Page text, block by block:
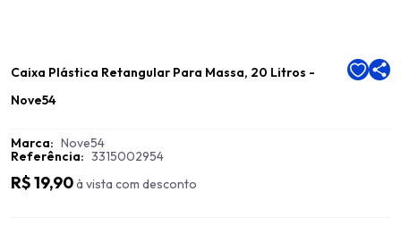
Caixa Plástica Retangular Para Massa, 20 Litros -
Nove54
Marca: Nove54
Referência: 3315002954
R$ 19,90à vista com desconto